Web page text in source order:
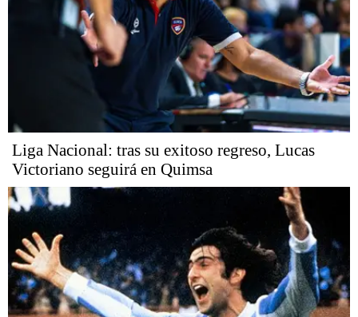
Liga Nacional: tras su exitoso regreso, Lucas
Victoriano seguirá en Quimsa